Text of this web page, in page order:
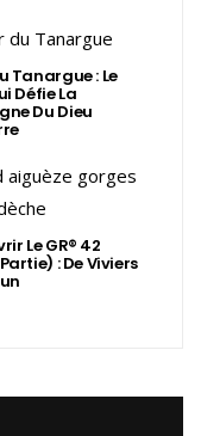
Tanargue : Le
Défie La
Du Dieu
Le GR® 42
: De Viviers